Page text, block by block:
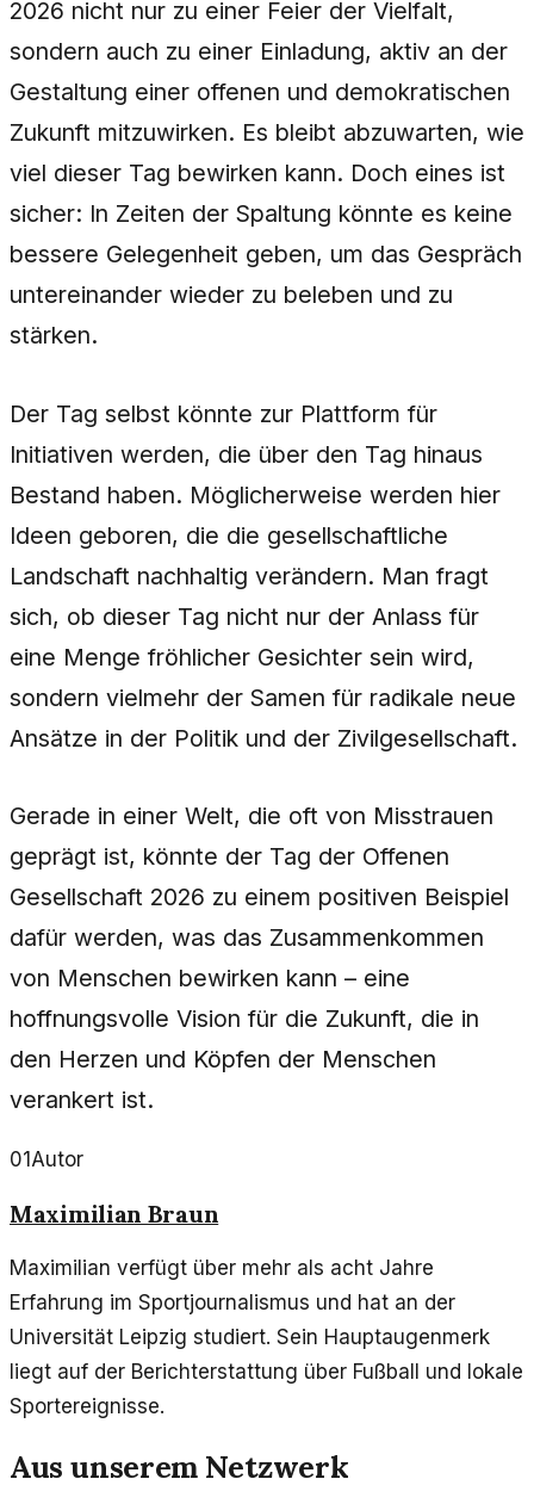
2026 nicht nur zu einer Feier der Vielfalt,
sondern auch zu einer Einladung, aktiv an der
Gestaltung einer offenen und demokratischen
Zukunft mitzuwirken. Es bleibt abzuwarten, wie
viel dieser Tag bewirken kann. Doch eines ist
sicher: In Zeiten der Spaltung könnte es keine
bessere Gelegenheit geben, um das Gespräch
untereinander wieder zu beleben und zu
stärken.
Der Tag selbst könnte zur Plattform für
Initiativen werden, die über den Tag hinaus
Bestand haben. Möglicherweise werden hier
Ideen geboren, die die gesellschaftliche
Landschaft nachhaltig verändern. Man fragt
sich, ob dieser Tag nicht nur der Anlass für
eine Menge fröhlicher Gesichter sein wird,
sondern vielmehr der Samen für radikale neue
Ansätze in der Politik und der Zivilgesellschaft.
Gerade in einer Welt, die oft von Misstrauen
geprägt ist, könnte der Tag der Offenen
Gesellschaft 2026 zu einem positiven Beispiel
dafür werden, was das Zusammenkommen
von Menschen bewirken kann – eine
hoffnungsvolle Vision für die Zukunft, die in
den Herzen und Köpfen der Menschen
verankert ist.
01 Autor
Maximilian Braun
Maximilian verfügt über mehr als acht Jahre
Erfahrung im Sportjournalismus und hat an der
Universität Leipzig studiert. Sein Hauptaugenmerk
liegt auf der Berichterstattung über Fußball und lokale
Sportereignisse.
Aus unserem Netzwerk